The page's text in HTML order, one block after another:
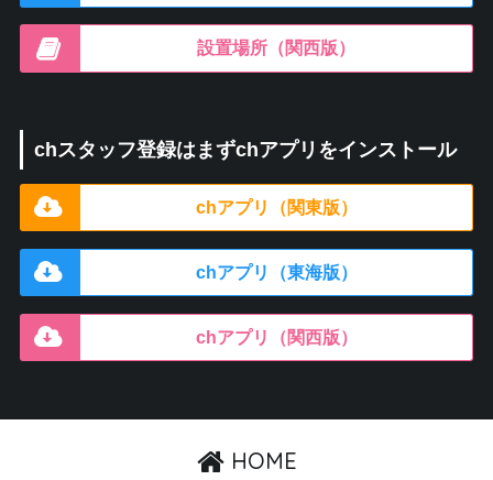
設置場所（関西版）
chスタッフ登録はまずchアプリをインストール
chアプリ（関東版）
chアプリ（東海版）
chアプリ（関西版）
HOME